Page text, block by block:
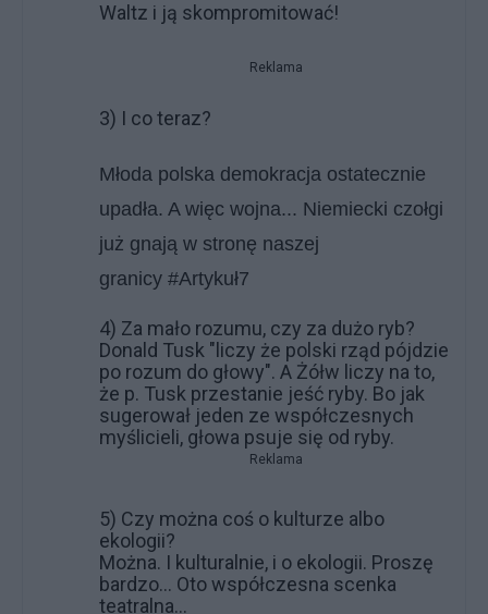
Waltz i ją skompromitować!
Reklama
3) I co teraz?
Młoda polska demokracja ostatecznie
upadła. A więc wojna... Niemiecki czołgi
już gnają w stronę naszej
granicy #Artykuł7
4) Za mało rozumu, czy za dużo ryb?
Donald Tusk "liczy że polski rząd pójdzie
po rozum do głowy". A Żółw liczy na to,
że p. Tusk przestanie jeść ryby. Bo jak
sugerował jeden ze współczesnych
myślicieli, głowa psuje się od ryby.
Reklama
5) Czy można coś o kulturze albo
ekologii?
Można. I kulturalnie, i o ekologii. Proszę
bardzo... Oto współczesna scenka
teatralna...